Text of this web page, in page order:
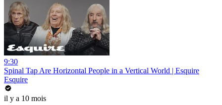
9:30
Spinal Tap Are Horizontal People in a Vertical World | Esquire
Esquire
il y a 10 mois